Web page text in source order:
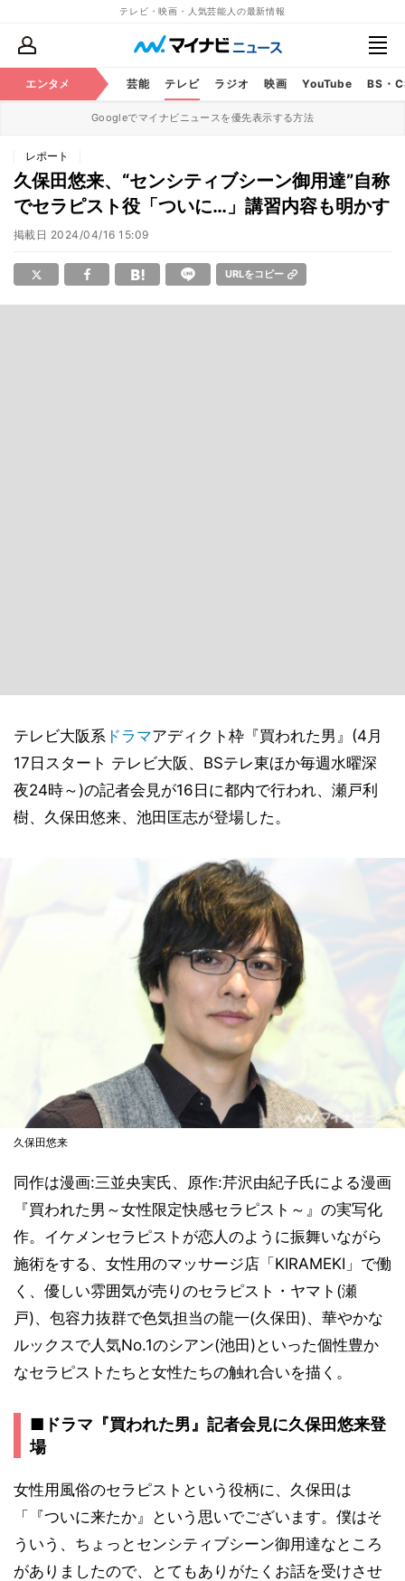
テレビ・映画・人気芸能人の最新情報
エンタメ 芸能 テレビ ラジオ 映画 YouTube BS・
Googleでマイナビニュースを優先表示する方法
レポート
久保田悠来、“センシティブシーン御用達”自称
でセラピスト役「ついに…」講習内容も明かす
掲載日 2024/04/16 15:09
URLをコピー
テレビ大阪系 ドラマアディクト枠『買われた男』(4月
17日スタート テレビ大阪、BSテレ東ほか毎週水曜深
夜24時～)の記者会見が16日に都内で行われ、瀬戸利
樹、久保田悠来、池田匡志が登場した。
久保田悠来
同作は漫画:三並央実氏、原作:芹沢由紀子氏による漫画
『買われた男～女性限定快感セラピスト～』の実写化
作。イケメンセラピストが恋人のように振舞いながら
施術をする、女性用のマッサージ店「KIRAMEKI」で働
く、優しい雰囲気が売りのセラピスト・ヤマト(瀬
戸)、包容力抜群で色気担当の龍一(久保田)、華やかな
ルックスで人気No.1のシアン(池田)といった個性豊か
なセラピストたちと女性たちの触れ合いを描く。
■ドラマ『買われた男』記者会見に久保田悠来登
場
女性用風俗のセラピストという役柄に、久保田は
「『ついに来たか』という思いでございます。僕はそ
ういう、ちょっとセンシティブシーン御用達なところ
がありましたので、とてもありがたくお話を受けさせ